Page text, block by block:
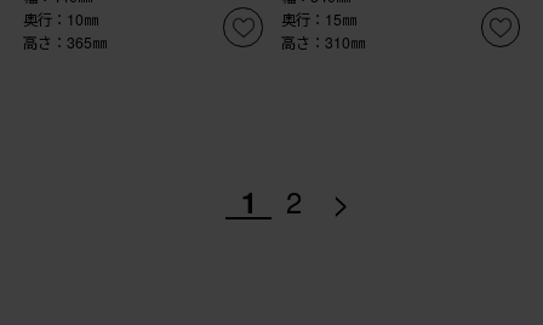
奥行：10㎜
高さ：365㎜
奥行：15㎜
高さ：310㎜
1 2 >